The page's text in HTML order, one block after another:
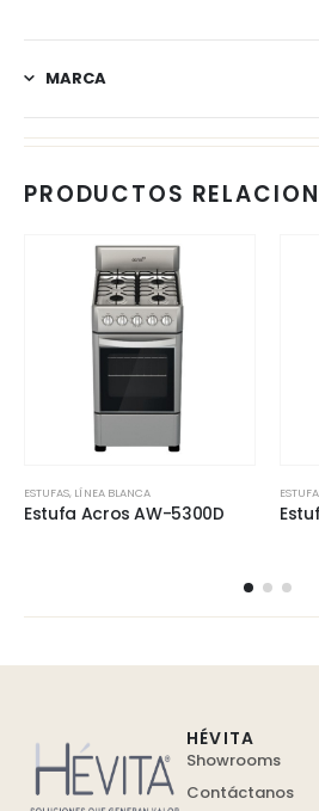
MARCA
PRODUCTOS
ESTUFAS, LÍNEA BLANCA
Estufa Acros AW-5300D
HÉVITA
Showrooms
Contáctanos